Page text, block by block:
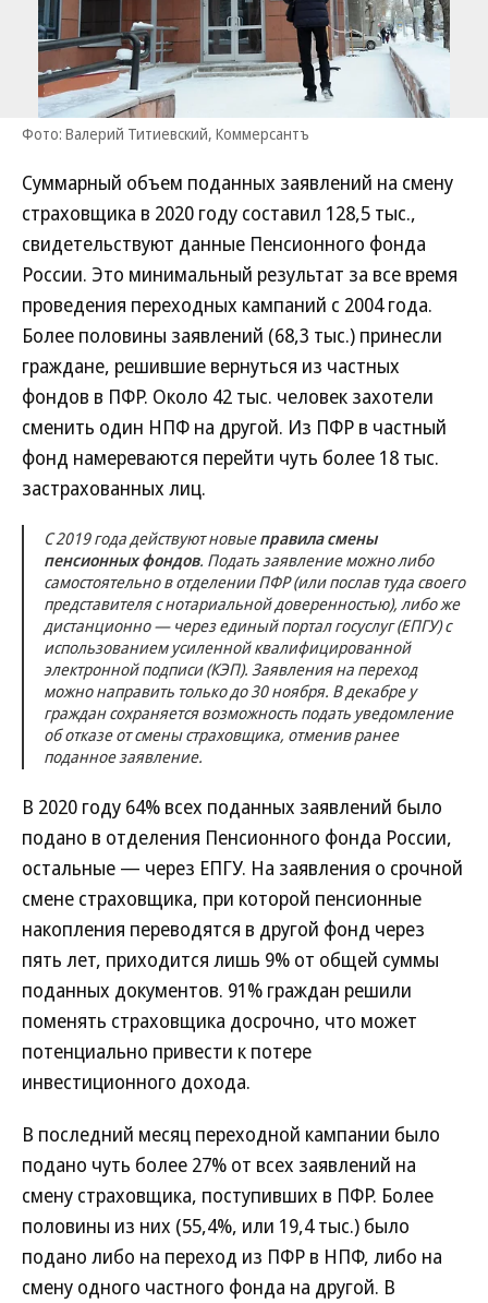
Фото: Валерий Титиевский, Коммерсантъ
Суммарный объем поданных заявлений на смену
страховщика в 2020 году составил 128,5 тыс.,
свидетельствуют данные Пенсионного фонда
России. Это минимальный результат за все время
проведения переходных кампаний с 2004 года.
Более половины заявлений (68,3 тыс.) принесли
граждане, решившие вернуться из частных
фондов в ПФР. Около 42 тыс. человек захотели
сменить один НПФ на другой. Из ПФР в частный
фонд намереваются перейти чуть более 18 тыс.
застрахованных лиц.
С 2019 года действуют новыеправила смены
пенсионных фондов. Подать заявление можно либо
самостоятельно в отделении ПФР (или послав туда своего
представителя с нотариальной доверенностью), либо же
дистанционно — через единый портал госуслуг (ЕПГУ) с
использованием усиленной квалифицированной
электронной подписи (КЭП). Заявления на переход
можно направить только до 30 ноября. В декабре у
граждан сохраняется возможность подать уведомление
об отказе от смены страховщика, отменив ранее
поданное заявление.
В 2020 году 64% всех поданных заявлений было
подано в отделения Пенсионного фонда России,
остальные — через ЕПГУ. На заявления о срочной
смене страховщика, при которой пенсионные
накопления переводятся в другой фонд через
пять лет, приходится лишь 9% от общей суммы
поданных документов. 91% граждан решили
поменять страховщика досрочно, что может
потенциально привести к потере
инвестиционного дохода.
В последний месяц переходной кампании было
подано чуть более 27% от всех заявлений на
смену страховщика, поступивших в ПФР. Более
половины из них (55,4%, или 19,4 тыс.) было
подано либо на переход из ПФР в НПФ, либо на
смену одного частного фонда на другой. В